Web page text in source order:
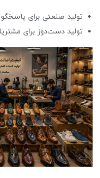
تولید صنعتی برای
تولید دست‌دوز برای